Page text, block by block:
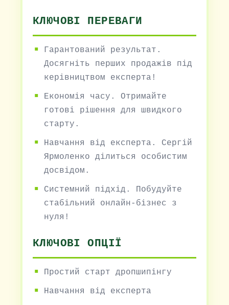
КЛЮЧОВІ ПЕРЕВАГИ
Гарантований результат.
Досягніть перших продажів під
керівництвом експерта!
Економія часу. Отримайте
готові рішення для швидкого
старту.
Навчання від експерта. Сергій
Ярмоленко ділиться особистим
досвідом.
Системний підхід. Побудуйте
стабільний онлайн-бізнес з
нуля!
КЛЮЧОВІ ОПЦІЇ
Простий старт дропшипінгу
Навчання від експерта